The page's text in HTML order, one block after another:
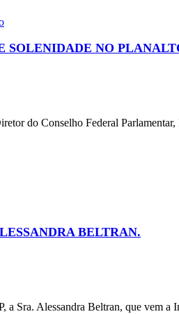
SOLENIDADE NO
do Conselho Federal Parlamentar,
BELTRAN.
a Sra. Alessandra Beltran, que vem a